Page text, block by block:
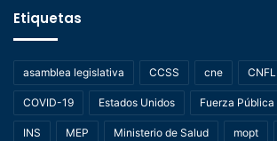
Etiquetas
asamblea legislativa CCSS cne CNFL
COVID-19 Estados Unidos Fuerza Pública
INS MEP Ministerio de Salud mopt